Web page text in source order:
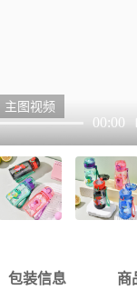
00:00
主图视频
包装信息 商